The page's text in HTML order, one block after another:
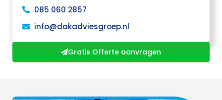
085 060 2857
info@dakadviesgroep.nl
Gratis Offerte aanvragen